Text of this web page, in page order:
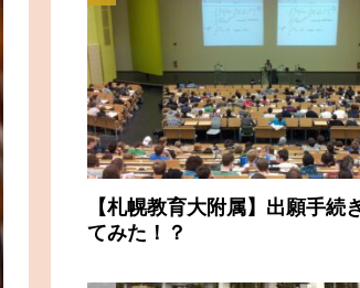
【札幌教育大附属】出願手続
てみた！？